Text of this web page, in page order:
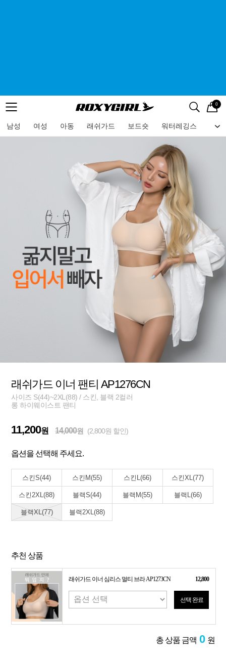
메뉴 검색
로고 0
남성 여성 아동 래쉬가드 보드숏 워터레깅스 비
메뉴
래쉬가드 이너 팬티 AP1276CN
사이즈 S(44)~2XL(88) / 스킨, 블랙 2컬러
롱 하이웨이스트 팬티
11,200원 14,000원 (2,800원 할인)
옵션을 선택해 주세요.
스킨S(44) 스킨M(55) 스킨L(66) 스킨XL(77)
스킨2XL(88) 블랙S(44) 블랙M(55) 블랙L(66)
블랙XL(77) 블랙2XL(88)
추천 상품
래쉬가드 이너 심리스 멀티 브라 AP1273CN 12,800
선택 완료
총 상품 금액 0 원